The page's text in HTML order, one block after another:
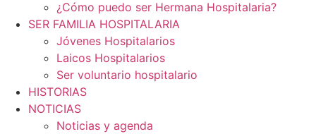
¿Cómo puedo ser Hermana Hospitalaria?
SER FAMILIA HOSPITALARIA
Jóvenes Hospitalarios
Laicos Hospitalarios
Ser voluntario hospitalario
HISTORIAS
NOTICIAS
Noticias y agenda